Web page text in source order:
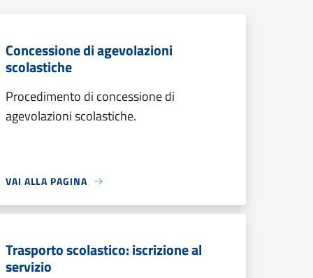
Concessione di agevolazioni
scolastiche
Procedimento di concessione di
agevolazioni scolastiche.
VAI ALLA PAGINA
Trasporto scolastico: iscrizione al
servizio